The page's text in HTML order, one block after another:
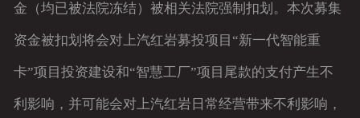
金（均已被法院冻结）被相关法院强制扣划。本次募集
资金被扣划将会对上汽红岩募投项目“新一代智能重
卡”项目投资建设和“智慧工厂”项目尾款的支付产生不
利影响，并可能会对上汽红岩日常经营带来不利影响，